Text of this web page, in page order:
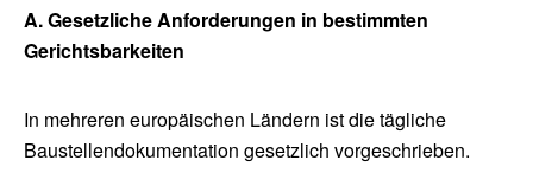
A. Gesetzliche Anforderungen in bestimmten
Gerichtsbarkeiten
In mehreren europäischen Ländern ist die tägliche
Baustellendokumentation gesetzlich vorgeschrieben.